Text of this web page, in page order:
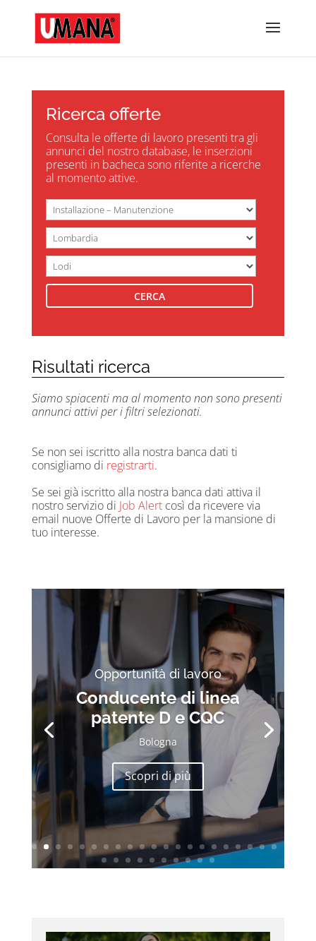
Ricerca offerte
Consulta le offerte di lavoro presenti tra gli
annunci del nostro database, le inserzioni
presenti in bacheca sono riferite a ricerche
al momento attive.
Risultati ricerca
Siamo spiacenti ma al momento non sono presenti
annunci attivi per i filtri selezionati.
Se non sei iscritto alla nostra banca dati ti
consigliamo di registrarti.
Se sei già iscritto alla nostra banca dati attiva il
nostro servizio di Job Alertcosì da ricevere via
email nuove Offerte di Lavoro per la mansione di
tuo interesse.
Opportunità di lavoro
Conducente di linea
patente D e CQC
Bologna
Scopri di più